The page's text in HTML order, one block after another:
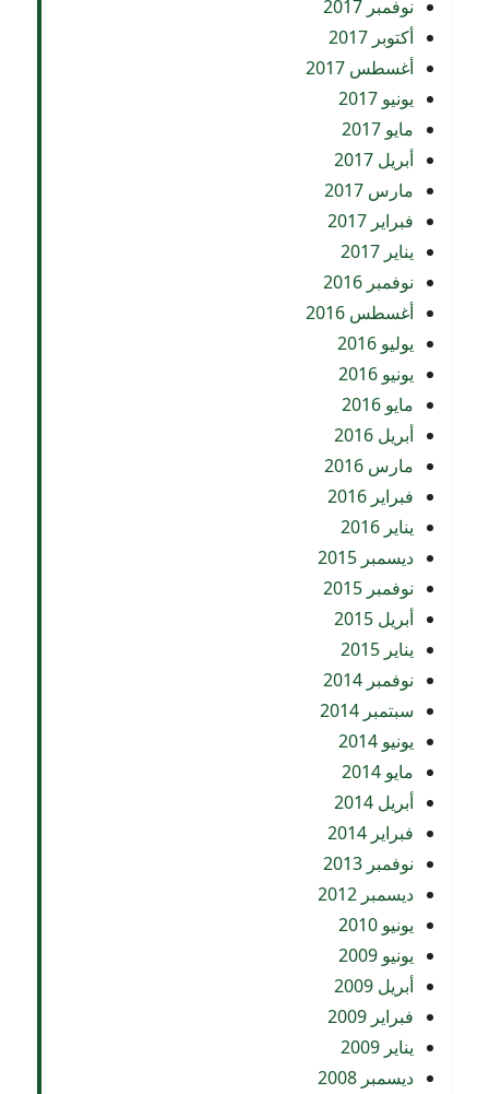
نوفمبر 2017
أكتوبر 2017
أغسطس 2017
يونيو 2017
مايو 2017
أبريل 2017
مارس 2017
فبراير 2017
يناير 2017
نوفمبر 2016
أغسطس 2016
يوليو 2016
يونيو 2016
مايو 2016
أبريل 2016
مارس 2016
فبراير 2016
يناير 2016
ديسمبر 2015
نوفمبر 2015
أبريل 2015
يناير 2015
نوفمبر 2014
سبتمبر 2014
يونيو 2014
مايو 2014
أبريل 2014
فبراير 2014
نوفمبر 2013
ديسمبر 2012
يونيو 2010
يونيو 2009
أبريل 2009
فبراير 2009
يناير 2009
ديسمبر 2008